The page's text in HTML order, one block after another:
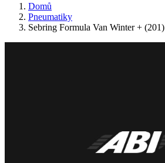
Domů
Pneumatiky
Sebring Formula Van Winter + (201)